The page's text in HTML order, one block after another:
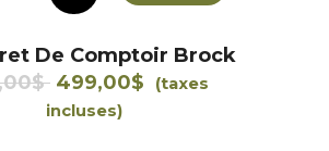
De Comptoir Brock
$ Le
prix
499,00$ Le
(taxes
incluses)